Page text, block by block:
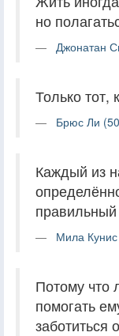
но
Джонатан
Только тот,
Брюс Ли
Каждый из
правильный
Мила
Потому что
помогать
заботиться